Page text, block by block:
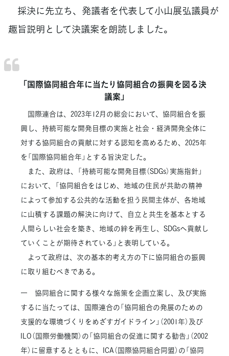
採決に先立ち、発議者を代表して小山展弘議員が
趣旨説明として決議案を朗読しました。
「国際協同組合年に当たり協同組合の振興を図る決
議案」
国際連合は、2023年12月の総会において、協同組合を振
興し、持続可能な開発目標の実施と社会・経済開発全体に
対する協同組合の貢献に対する認知を高めるため、2025年
を「国際協同組合年」とする旨決定した。
また、政府は、「持続可能な開発目標（SDGs）実施指針」
において、「協同組合をはじめ、地域の住民が共助の精神
によって参加する公共的な活動を担う民間主体が、各地域
に山積する課題の解決に向けて、自立と共生を基本とする
人間らしい社会を築き、地域の絆を再生し、SDGsへ貢献し
ていくことが期待されている」と表明している。
よって政府は、次の基本的考え方の下に協同組合の振興
に取り組むべきである。
一 協同組合に関する様々な施策を企画立案し、及び実施
するに当たっては、国際連合の「協同組合の発展のための
支援的な環境づくりをめざすガイドライン」（2001年）及び
ILO（国際労働機関）の「協同組合の促進に関する勧告」（2002
年）に留意するとともに、ICA（国際協同組合同盟）の「協同